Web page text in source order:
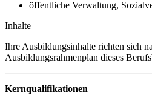
öffentliche Verwaltung,
Inhalte
Ihre Ausbildungsinhalte richten sich
Ausbildungsrahmenplan dieses
Kernqualifikationen